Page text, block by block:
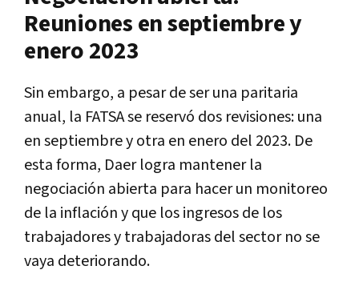
Reuniones en septiembre y
enero 2023
Sin embargo, a pesar de ser una paritaria
anual, la FATSA se reservó dos revisiones: una
en septiembre y otra en enero del 2023. De
esta forma, Daer logra mantener la
negociación abierta para hacer un monitoreo
de la inflación y que los ingresos de los
trabajadores y trabajadoras del sector no se
vaya deteriorando.